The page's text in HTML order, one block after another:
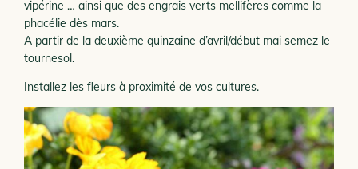
vipérine … ainsi que des engrais verts mellifères comme la
phacélie dès mars.
A partir de la deuxième quinzaine d’avril/début mai semez le
tournesol.
Installez les fleurs à proximité de vos cultures.